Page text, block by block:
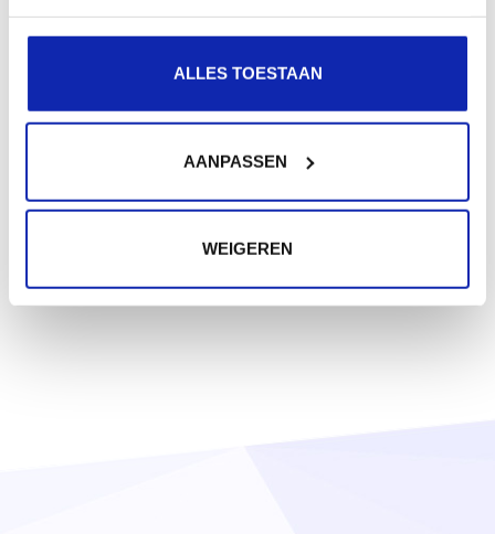
ALLES TOESTAAN
AANPASSEN
WEIGEREN